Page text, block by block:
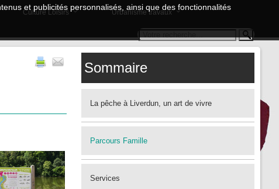
et publicités personnalisés, ainsi que des fonctionnalités
Culture Loisirs Urbanisme travaux
Sommaire
La pêche à Liverdun, un art de vivre
Parcours Famille
Services